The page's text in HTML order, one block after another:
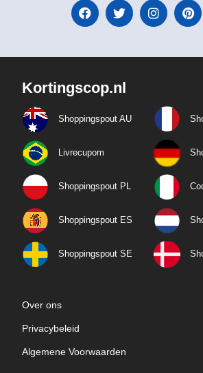
Kortingscop.nl
Shoppingspout AU
Livrecupom
Shoppingspout PL
Shoppingspout ES
Shoppingspout SE
Over ons
Privacybeleid
Algemene Voorwaarden